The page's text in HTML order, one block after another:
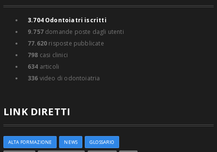
3.704Odontoiatri iscritti
9.757domande poste dagli utenti
77.620 risposte pubblicate
798 casi clinici
634 articoli
336 video di odontoiatria
LINK DIRETTI
ALTA FORMAZIONE NEWS GLOSSARIO